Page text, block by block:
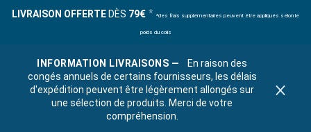
LIVRAISON OFFERTE DÈS 79€ *des frais supplémentaires peuvent être appliqués selon le
poids du colis
INFORMATION LIVRAISONS —
En raison des
congés annuels de certains fournisseurs, les délais
d'expédition peuvent être légèrement allongés sur
une sélection de produits. Merci de votre
compréhension.